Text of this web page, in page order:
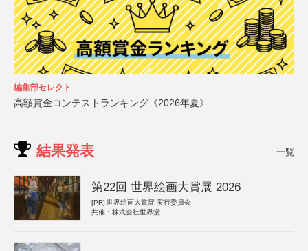
編集部セレクト
高額賞金コンテストランキング《2026年夏》
結果発表 一覧
第22回 世界絵画大賞展 2026
[PR] 世界絵画大賞展 実行委員会
共催：株式会社世界堂